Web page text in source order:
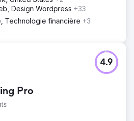
Design Wordpress +33
Technologie financière +3
Pro
4.9